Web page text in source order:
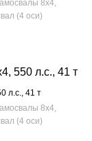
8х4,
(4 оси)
л.с., 41 т
8х4
(4 оси)